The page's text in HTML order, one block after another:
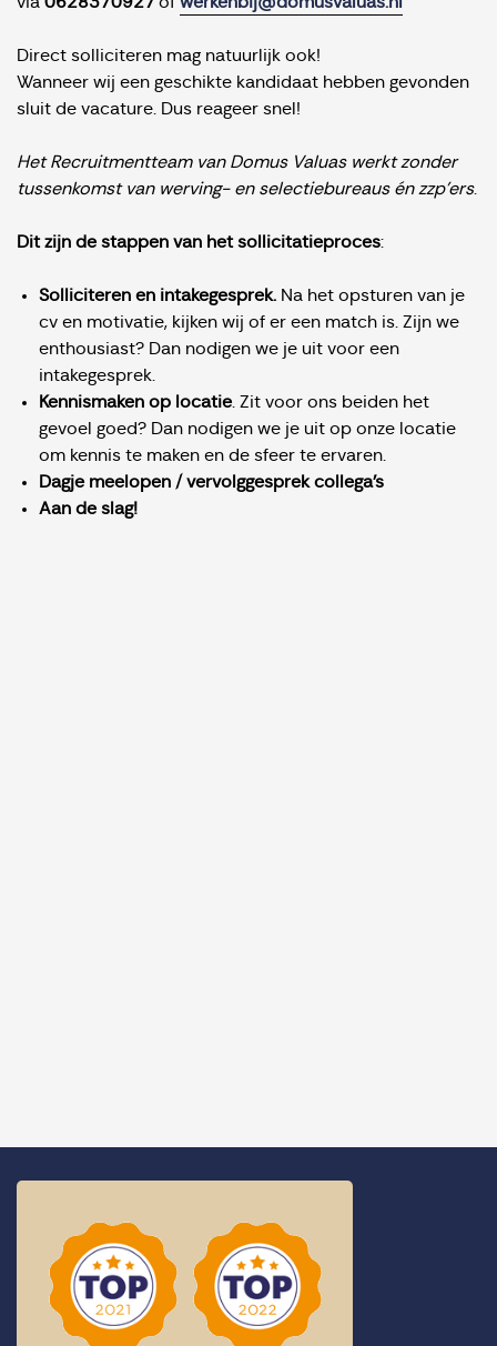
Direct solliciteren mag natuurlijk ook!
Wanneer wij een geschikte kandidaat hebben gevonden
sluit de vacature. Dus reageer snel!
Het Recruitmentteam van Domus Valuas werkt zonder
tussenkomst van werving- en selectiebureaus én zzp'ers.
Dit zijn de stappen van het sollicitatieproces:
Solliciteren en intakegesprek. Na het opsturen van je
cv en motivatie, kijken wij of er een match is. Zijn we
enthousiast? Dan nodigen we je uit voor een
intakegesprek.
Kennismaken op locatie . Zit voor ons beiden het
gevoel goed? Dan nodigen we je uit op onze locatie
om kennis te maken en de sfeer te ervaren.
Dagje meelopen / vervolggesprek collega's
Aan de slag!